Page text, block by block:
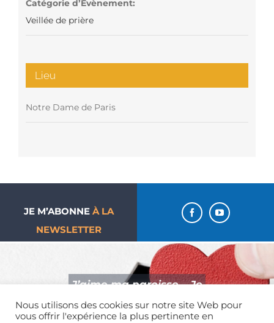
Catégorie d’Évènement:
Veillée de prière
Lieu
Notre Dame de Paris
JE M’ABONNE À LA
NEWSLETTER
J’aime ma paroisse… Je
donne !
Nous utilisons des cookies sur notre site Web pour
vous offrir l'expérience la plus pertinente en